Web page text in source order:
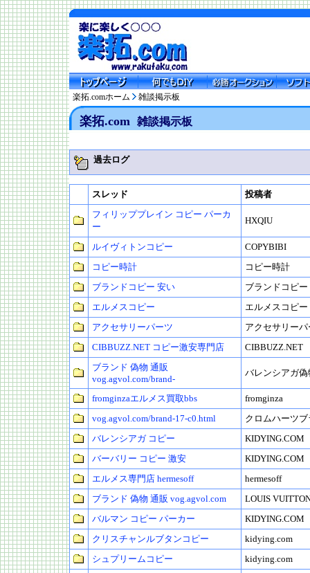
楽拓.comホーム 雑談掲示板
楽拓.com 雑談掲示板
過去ログ
スレッド
投稿者
フィリッププレイン コピー パーカ
ー
HXQIU
ルイヴィトンコピー
COPYBIBI
コピー時計
コピー時計
ブランドコピー 安い
ブランドコピー
エルメスコピー
エルメスコピー
アクセサリーパーツ
アクセサリーパ
CIBBUZZ.NET コピー激安専門店
CIBBUZZ.NET
ブランド 偽物 通販
vog.agvol.com/brand-
バレンシアガ
fromginzaエルメス買取bbs
fromginza
vog.agvol.com/brand-17-c0.html
クロムハーツ
バレンシアガ コピー
KIDYING.COM
バーバリー コピー 激安
KIDYING.COM
エルメス専門店 hermesoff
hermesoff
ブランド 偽物 通販 vog.agvol.com
LOUIS
バルマン コピー パーカー
KIDYING.COM
クリスチャンルブタンコピー
kidying.com
シュプリームコピー
kidying.com